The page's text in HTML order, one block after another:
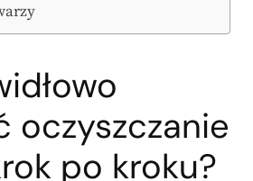
oczyszczanie
po kroku?